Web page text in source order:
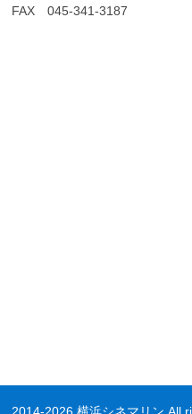
FAX 045-341-3187